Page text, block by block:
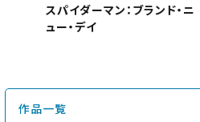
その他の劇場を選ぶ
スパイダーマン：ブランド・ニ
ュー・デイ
作品一覧
劇場を変更しますか？
上映日を変更しますか？